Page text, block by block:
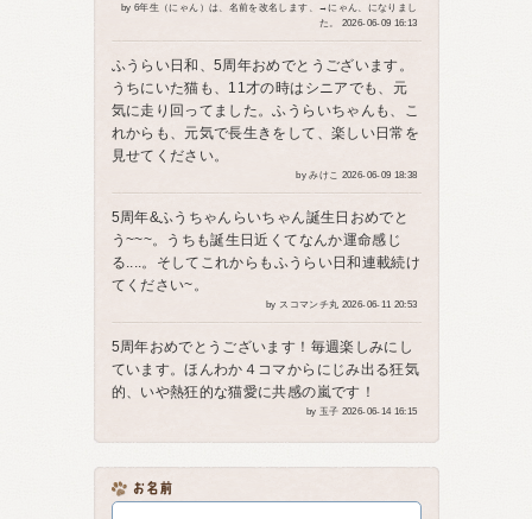
by 6年生（にゃん）は、名前を改名します、→にゃん、になりまし
た。 2026-06-09 16:13
ふうらい日和、5周年おめでとうございます。
うちにいた猫も、11才の時はシニアでも、元
気に走り回ってました。ふうらいちゃんも、こ
れからも、元気で長生きをして、楽しい日常を
見せてください。
by みけこ 2026-06-09 18:38
5周年&ふうちゃんらいちゃん誕生日おめでと
う~~~。うちも誕生日近くてなんか運命感じ
る....。そしてこれからもふうらい日和連載続け
てください~。
by スコマンチ丸 2026-06-11 20:53
5周年おめでとうございます！毎週楽しみにし
ています。ほんわか４コマからにじみ出る狂気
的、いや熱狂的な猫愛に共感の嵐です！
by 玉子 2026-06-14 16:15